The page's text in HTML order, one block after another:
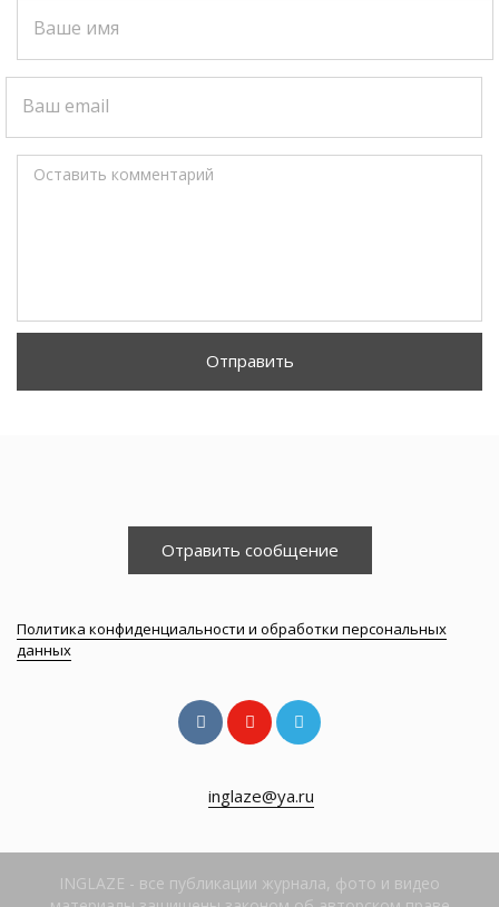
Ваше имя
Ваш email
Оставить комментарий
Отправить
Отравить сообщение
Политика конфиденциальности и обработки персональных
данных
inglaze@ya.ru
INGLAZE - все публикации журнала, фото и видео